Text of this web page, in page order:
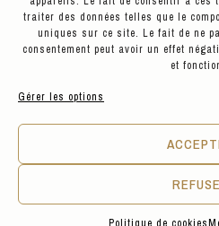
traiter des données telles que le
uniques sur ce site. Le fait de ne
consentement peut avoir un effet
et
Gérer les options
Nous sommes ouverts de 10h à
à 19h le Samedi, et de 13h à 17h le
VOIR LES PRODUITS
©